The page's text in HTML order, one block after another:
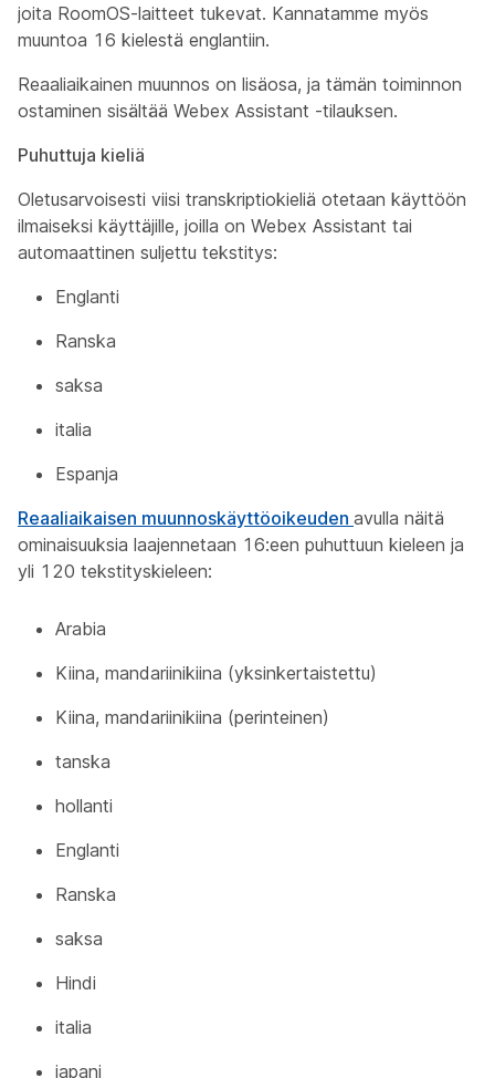
joita RoomOS-laitteet tukevat. Kannatamme myös
muuntoa 16 kielestä englantiin.
Reaaliaikainen muunnos on lisäosa, ja tämän toiminnon
ostaminen sisältää Webex Assistant -tilauksen.
Puhuttuja kieliä
Oletusarvoisesti viisi transkriptiokieliä otetaan käyttöön
ilmaiseksi käyttäjille, joilla on Webex Assistant tai
automaattinen suljettu tekstitys:
Englanti
Ranska
saksa
italia
Espanja
Reaaliaikaisen muunnoskäyttöoikeuden avulla näitä
ominaisuuksia laajennetaan 16:een puhuttuun kieleen ja
yli 120 tekstityskieleen:
Arabia
Kiina, mandariinikiina (yksinkertaistettu)
Kiina, mandariinikiina (perinteinen)
tanska
hollanti
Englanti
Ranska
saksa
Hindi
italia
japani